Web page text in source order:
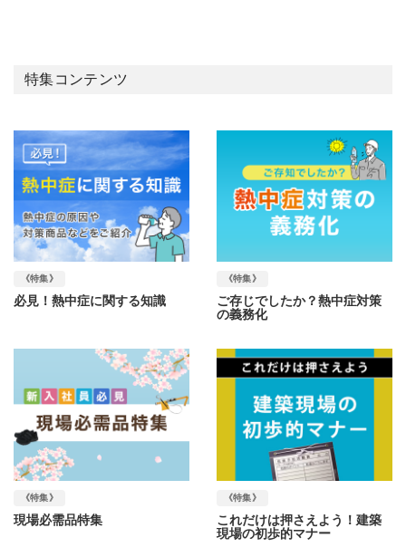
特集コンテンツ
《特集》
必見！熱中症に関する知識
《特集》
ご存じでしたか？熱中症対策
の義務化
《特集》
現場必需品特集
《特集》
これだけは押さえよう！建築
現場の初歩的マナー